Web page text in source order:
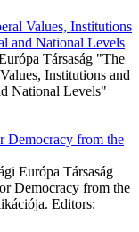
Values, Institutions
and National Levels
Társaság "The
Institutions and
National Levels"
Democracy from the
Európa Társaság
Democracy from the
Editors: